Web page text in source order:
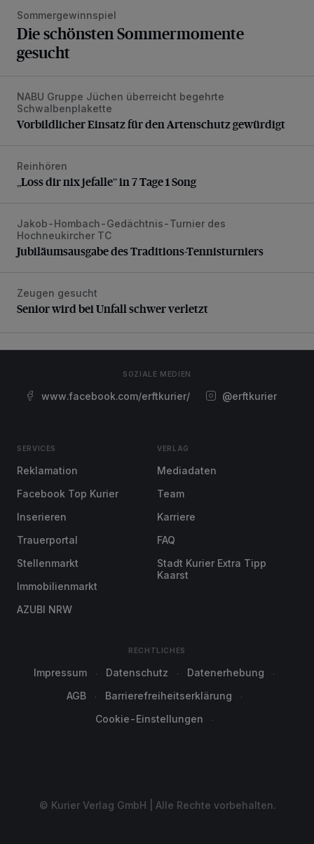
Sommergewinnspiel
Die schönsten Sommermomente
gesucht
Vorbildlicher Einsatz für den Artenschutz gewürdigt
NABU Gruppe Jüchen überreicht begehrte
Schwalbenplakette
Vorbildlicher Einsatz für den Artenschutz gewürdigt
„Loss dir nix jefalle“ in 7 Tage 1 Song
Reinhören
„Loss dir nix jefalle“ in 7 Tage 1 Song
Jubiläumsausgabe des Traditions-Tennisturniers
Jakob-Hombach-Gedächtnis-Turnier des
Hochneukircher TC
Jubiläumsausgabe des Traditions-Tennisturniers
Senior wird bei Unfall schwer verletzt
Zeugen gesucht
Senior wird bei Unfall schwer verletzt
SOZIALE MEDIEN
www.facebook.com/erftkurier/ @erftkurier
SERVICES
Reklamation
Facebook Top Kurier
Inserieren
Trauerportal
Stellenmarkt
Immobilienmarkt
AZUBI NRW
VERLAG
Mediadaten
Team
Karriere
FAQ
Stadt Kurier Extra Tipp
Kaarst
RECHTLICHES
Impressum Datenschutz
Datenerhebung
AGB
Barrierefreiheitserklärung
Cookie-Einstellungen
© Kurier Verlag GmbH | Alle Rechte vorbehalten.